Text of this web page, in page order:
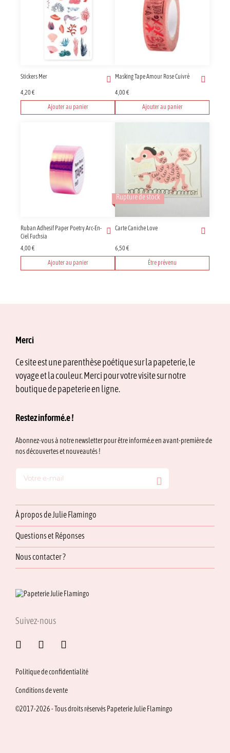
Stickers Mer
4,20€
Ajouter au panier
Masking Tape Amour Rose Cuivré
4,00€
Ajouter au panier
Ruban Adhesif Paper Poetry Arc-En-
Ciel Fuchsia
4,00€
Ajouter au panier
Rupture de stock
Carte Caniche Love
6,50€
Être prévenu
Merci
Ce site est une parenthèse poétique sur la papeterie, le
voyage et la couleur. Merci pour votre visite sur notre
boutique de papeterie en ligne.
Restez informé.e !
Abonnez-vous à notre newsletter pour être informé.e en avant-première de
nos découvertes et nouveautés !
À propos de Julie Flamingo
Questions et Réponses
Nous contacter ?
Suivez-nous
Politique de confidentialité
Conditions de vente
©2017-2026 - Tous droits réservés Papeterie Julie Flamingo